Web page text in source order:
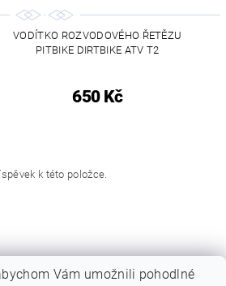
VODÍTKO ROZVODOVÉHO ŘETĚZU
PITBIKE DIRTBIKE ATV T2
650 Kč
k této položce.
Vám umožnili pohodlné